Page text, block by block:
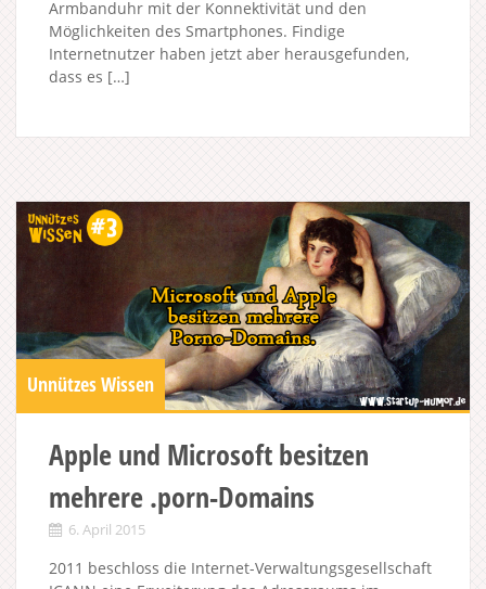
Armbanduhr mit der Konnektivität und den
Möglichkeiten des Smartphones. Findige
Internetnutzer haben jetzt aber herausgefunden,
dass es […]
Unnützes Wissen
Apple und Microsoft besitzen
mehrere .porn-Domains
6. April 2015
2011 beschloss die Internet-Verwaltungsgesellschaft